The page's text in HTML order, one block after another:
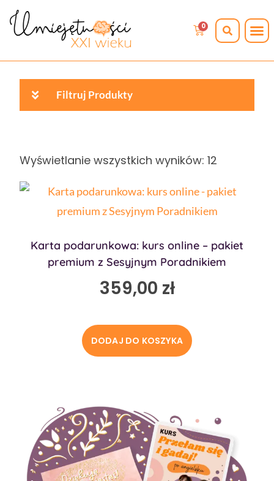
0
Filtruj Produkty
Wyświetlanie wszystkich wyników: 12
Karta podarunkowa: kurs online – pakiet
premium z Sesyjnym Poradnikiem
359,00 zł
DODAJ DO KOSZYKA